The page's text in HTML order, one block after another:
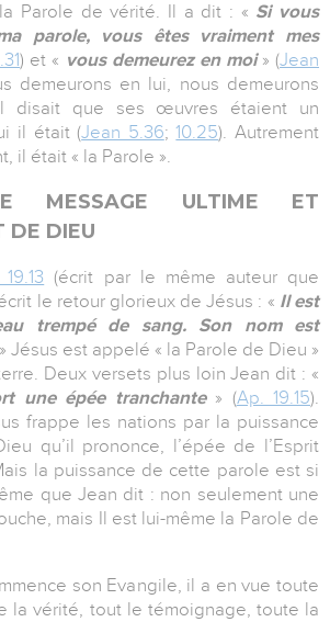
Parole de vérité. Il a dit : « Si vous
parole, vous êtes vraiment mes
) et « vous demeurez en moi» (Jean
demeurons en lui, nous demeurons
disait que ses œuvres étaient un
il était (Jean 5.36;10.25). Autrement
il était « la Parole ».
MESSAGE ULTIME ET
DE DIEU
(écrit par le même auteur que
le retour glorieux de Jésus : « Il est
trempé de sang. Son nom est
» Jésus est appelé « la Parole de Dieu »
Deux versets plus loin Jean dit : «
une épée tranchante» (Ap. 19.15).
frappe les nations par la puissance
qu’il prononce, l’épée de l’Esprit
la puissance de cette parole est si
que Jean dit : non seulement une
mais Il est lui-même la Parole de
son Evangile, il a en vue toute
la vérité, tout le témoignage, toute la